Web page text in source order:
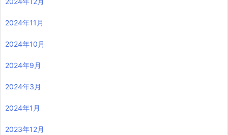
2024年11月
2024年10月
2024年9月
2024年3月
2024年1月
2023年12月